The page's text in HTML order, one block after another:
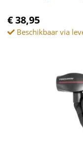
€ 38,95
Beschikbaar via